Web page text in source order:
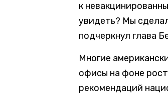
к
увидеть? Мы
подчеркнул глава
Многие
офисы на фоне
рекомендаций